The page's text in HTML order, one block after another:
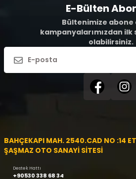
E-Bülten
Bültenimize abone
kampanyalarımızdan ilk
olabilirsiniz.
BAHÇEKAPI MAH. 2540.CAD NO :14
ŞAŞMAZ OTO SANAYİ SİTESİ
Destek Hattı
+90530 338 68 34